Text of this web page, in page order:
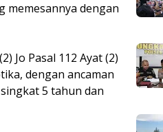
memesannya dengan
Jo Pasal 112 Ayat (2)
dengan ancaman
5 tahun dan